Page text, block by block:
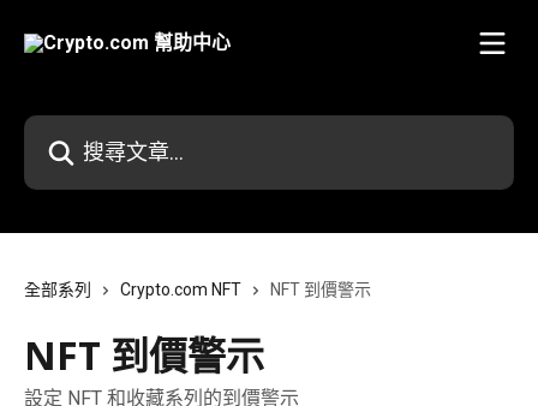
搜尋文章…
全部系列 Crypto.com NFT NFT 到價警示
NFT 到價警示
設定 NFT 和收藏系列的到價警示